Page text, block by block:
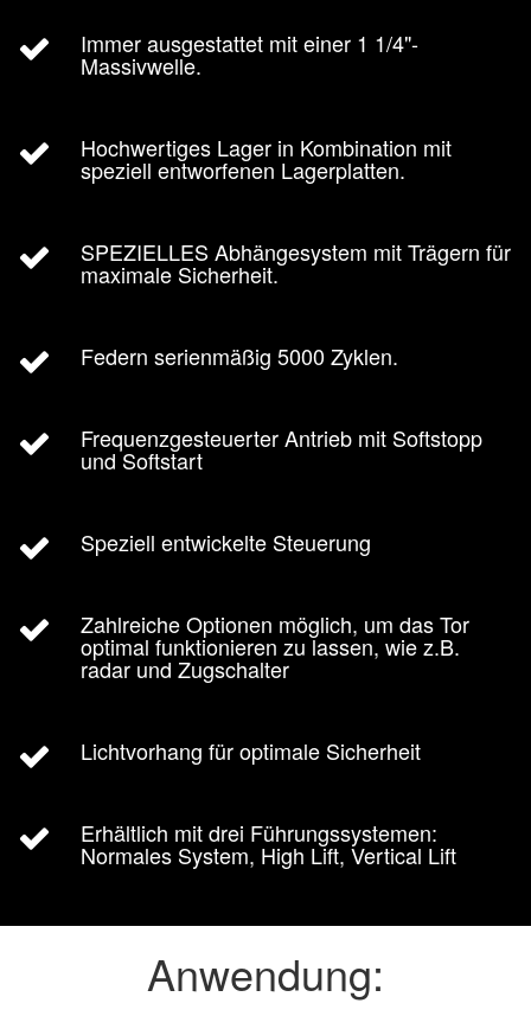
Immer ausgestattet mit einer 1 1/4"-
Massivwelle.
Hochwertiges Lager in Kombination mit
speziell entworfenen Lagerplatten.
SPEZIELLES Abhängesystem mit Trägern für
maximale Sicherheit.
Federn serienmäßig 5000 Zyklen.
Frequenzgesteuerter Antrieb mit Softstopp
und Softstart
Speziell entwickelte Steuerung
Zahlreiche Optionen möglich, um das Tor
optimal funktionieren zu lassen, wie z.B.
radar und Zugschalter
Lichtvorhang für optimale Sicherheit
Erhältlich mit drei Führungssystemen:
Normales System, High Lift, Vertical Lift
Anwendung: